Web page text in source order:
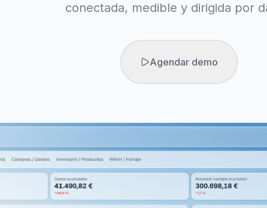
conectada, medible y dirigida por
Agendar demo